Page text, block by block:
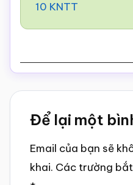
10 KNTT
Reader
Interactions
Để lại một
Email của bạn sẽ
khai. Các trường